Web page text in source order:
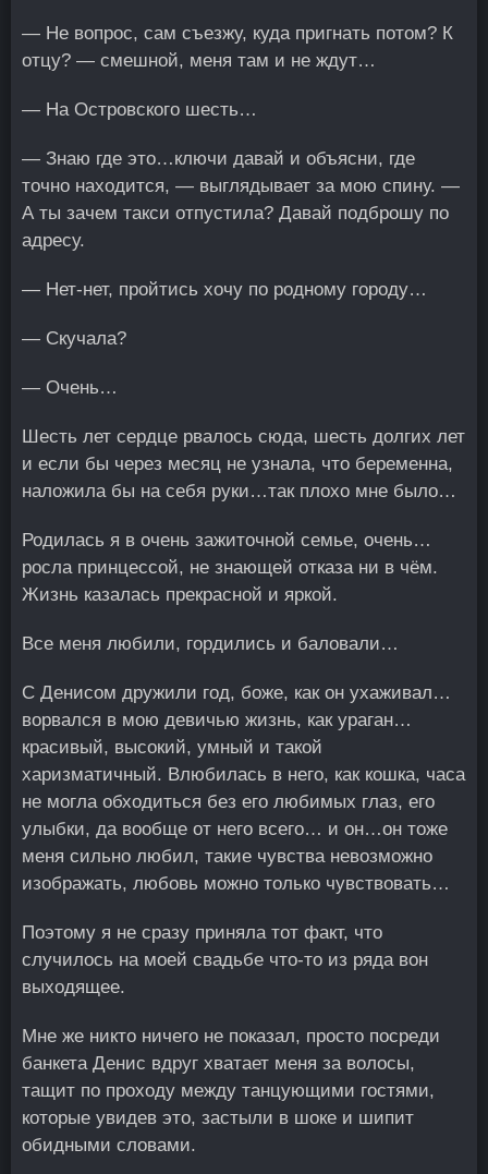
— Не вопрос, сам съезжу, куда пригнать потом? К
отцу? — смешной, меня там и не ждут…
— На Островского шесть…
— Знаю где это…ключи давай и объясни, где
точно находится, — выглядывает за мою спину. —
А ты зачем такси отпустила? Давай подброшу по
адресу.
— Нет-нет, пройтись хочу по родному городу…
— Скучала?
— Очень…
Шесть лет сердце рвалось сюда, шесть долгих лет
и если бы через месяц не узнала, что беременна,
наложила бы на себя руки…так плохо мне было…
Родилась я в очень зажиточной семье, очень…
росла принцессой, не знающей отказа ни в чём.
Жизнь казалась прекрасной и яркой.
Все меня любили, гордились и баловали…
С Денисом дружили год, боже, как он ухаживал…
ворвался в мою девичью жизнь, как ураган…
красивый, высокий, умный и такой
харизматичный. Влюбилась в него, как кошка, часа
не могла обходиться без его любимых глаз, его
улыбки, да вообще от него всего… и он…он тоже
меня сильно любил, такие чувства невозможно
изображать, любовь можно только чувствовать…
Поэтому я не сразу приняла тот факт, что
случилось на моей свадьбе что-то из ряда вон
выходящее.
Мне же никто ничего не показал, просто посреди
банкета Денис вдруг хватает меня за волосы,
тащит по проходу между танцующими гостями,
которые увидев это, застыли в шоке и шипит
обидными словами.